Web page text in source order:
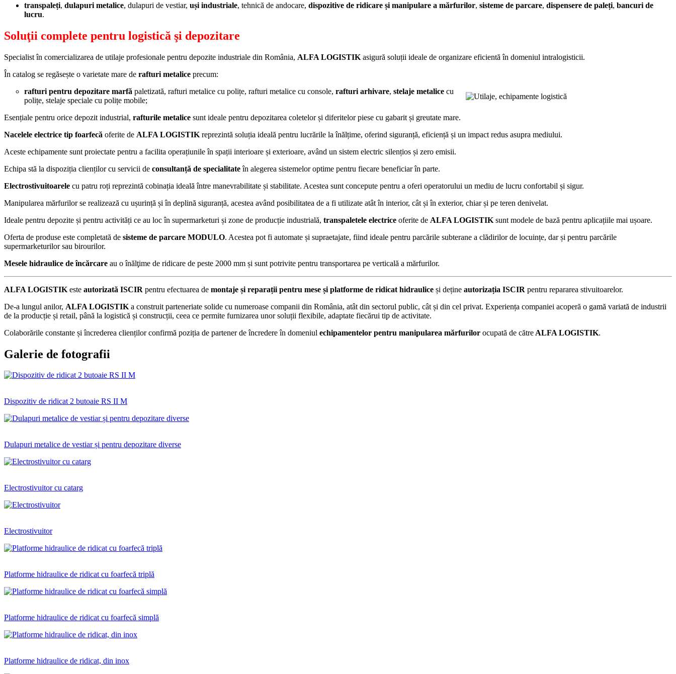
transpaleți, dulapuri metalice, dulapuri de vestiar, uși industriale, tehnică de andocare, dispozitive de ridicare și manipulare a mărfurilor, sisteme de parcare, dispensere de paleți, bancuri de
lucru.
Soluţii complete pentru logistică şi depozitare
Specialist în comercializarea de utilaje profesionale pentru depozite industriale din România, ALFA LOGISTIK asigură soluții ideale de organizare eficientă în domeniul intralogisticii.
În catalog se regăsește o varietate mare de rafturi metalice precum:
rafturi pentru depozitare marfă paletizată, rafturi metalice cu polițe, rafturi metalice cu console, rafturi arhivare, stelaje metalice cu
polițe, stelaje speciale cu polițe mobile;
Esențiale pentru orice depozit industrial, rafturile metalice sunt ideale pentru depozitarea coletelor și diferitelor piese cu gabarit și greutate mare.
Nacelele electrice tip foarfecă oferite de ALFA LOGISTIK reprezintă soluția ideală pentru lucrările la înălțime, oferind siguranță, eficiență și un impact redus asupra mediului.
Aceste echipamente sunt proiectate pentru a facilita operațiunile în spații interioare și exterioare, având un sistem electric silențios și zero emisii.
Echipa stă la dispoziția clienților cu servicii de consultanță de specialitateîn alegerea sistemelor optime pentru fiecare beneficiar în parte.
Electrostivuitoarele cu patru roți reprezintă cobinația ideală între manevrabilitate și stabilitate. Acestea sunt concepute pentru a oferi operatorului un mediu de lucru confortabil și sigur.
Manipularea mărfurilor se realizează cu ușurință și în deplină siguranță, acestea având posibilitatea de a fi utilizate atât în interior, cât și în exterior, chiar și pe teren denivelat.
Ideale pentru depozite și pentru activități ce au loc în supermarketuri și zone de producție industrială, transpaletele electrice oferite de ALFA LOGISTIK sunt modele de bază pentru aplicațiile mai ușoare.
Oferta de produse este completată de sisteme de parcare MODULO. Acestea pot fi automate și supraetajate, fiind ideale pentru parcările subterane a clădirilor de locuințe, dar și pentru parcările
supermarketurilor sau birourilor.
Mesele hidraulice de încărcare au o înălţime de ridicare de peste 2000 mm și sunt potrivite pentru transportarea pe verticală a mărfurilor.
ALFA LOGISTIK este autorizată ISCIR pentru efectuarea de montaje și reparații pentru mese și platforme de ridicat hidraulice și deține autorizația ISCIR pentru repararea stivuitoarelor.
De-a lungul anilor, ALFA LOGISTIK a construit parteneriate solide cu numeroase companii din România, atât din sectorul public, cât și din cel privat. Experiența companiei acoperă o gamă variată de industrii
de la producție și retail, până la logistică și construcții, ceea ce permite furnizarea unor soluții flexibile, adaptate fiecărui tip de activitate.
Colaborările constante și încrederea clienților confirmă poziția de partener de încredere în domeniul echipamentelor pentru manipularea mărfurilor ocupată de către ALFA LOGISTIK.
Galerie de fotografii
Dispozitiv de ridicat 2 butoaie RS II M
Dulapuri metalice de vestiar și pentru depozitare diverse
Electrostivuitor cu catarg
Electrostivuitor
Platforme hidraulice de ridicat cu foarfecă triplă
Platforme hidraulice de ridicat cu foarfecă simplă
Platforme hidraulice de ridicat, din inox